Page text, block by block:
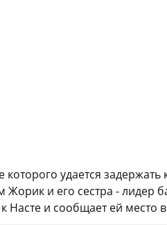
которого удается
Жорик и его сестра -
Насте и сообщает ей место